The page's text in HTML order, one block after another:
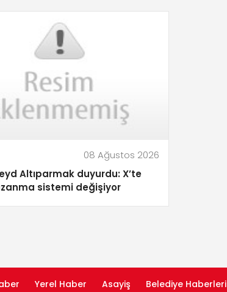
08 Ağustos 2026
Altıparmak duyurdu: X’te
sistemi değişiyor
Yerel Haber Asayiş Belediye Haberleri